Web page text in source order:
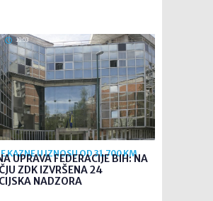
10:03
KAZNE U IZNOSU OD 31.700 KM
UPRAVA FEDERACIJE BIH: NA
ZDK IZVRŠENA 24
NADZORA